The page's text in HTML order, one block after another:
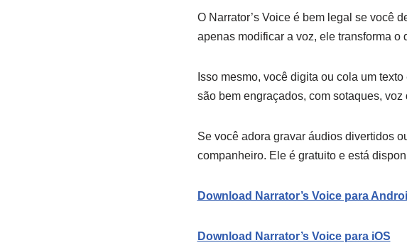
O Narrator’s Voice é bem legal se você
apenas modificar a voz, ele transforma o
Isso mesmo, você digita ou cola um
são bem engraçados, com sotaques, voz
Se você adora gravar áudios divertidos
companheiro. Ele é gratuito e está
Download Narrator’s Voice para
Download Narrator’s Voice para iOS